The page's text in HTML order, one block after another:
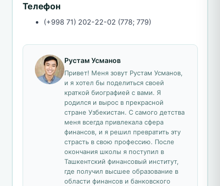
Телефон
(+998 71) 202-22-02 (778; 779)
Рустам Усманов
Привет! Меня зовут Рустам Усманов,
и я хотел бы поделиться своей
краткой биографией с вами. Я
родился и вырос в прекрасной
стране Узбекистан. С самого детства
меня всегда привлекала сфера
финансов, и я решил превратить эту
страсть в свою профессию. После
окончания школы я поступил в
Ташкентский финансовый институт,
где получил высшее образование в
области финансов и банковского